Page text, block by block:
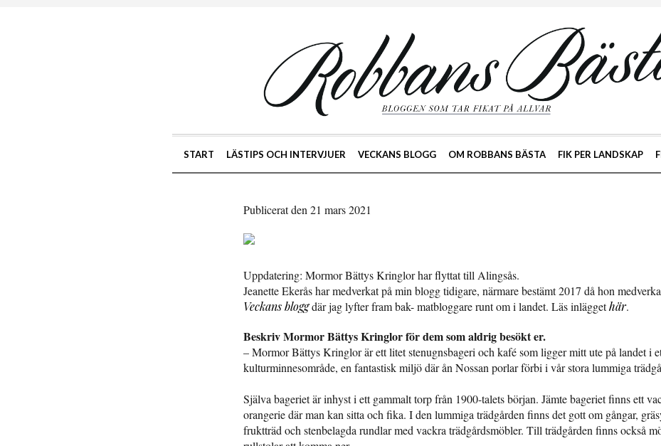
START LÄSTIPS OCH INTERVJUER VECKANS BLOGG OM ROBBANS BÄSTA FIK PER LANDSKAP
Publicerat den 21 mars 2021
Uppdatering: Mormor Bättys Kringlor har flyttat till Alingsås.
Jeanette Ekerås har medverkat på min blogg tidigare, närmare bestämt 2017 då hon
Veckans bloggdär jag lyfter fram bak- matbloggare runt om i landet. Läs inläggethär.
Beskriv Mormor Bättys Kringlor för dem som aldrig besökt er.
– Mormor Bättys Kringlor är ett litet stenugnsbageri och kafé som ligger mitt ute på landet i
kulturminnesområde, en fantastisk miljö där ån Nossan porlar förbi i vår stora lummiga
Själva bageriet är inhyst i ett gammalt torp från 1900-talets början. Jämte bageriet finns ett
orangerie där man kan sitta och fika. I den lummiga trädgården finns det gott om gångar,
fruktträd och stenbelagda rundlar med vackra trädgårdsmöbler. Till trädgården finns också